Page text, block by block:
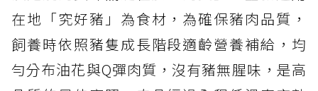
在地「究好豬」為食材，為確保豬肉品質，
飼養時依照豬隻成長階段適齡營養補給，均
勻分布油花與Q彈肉質，沒有豬無腥味，是高